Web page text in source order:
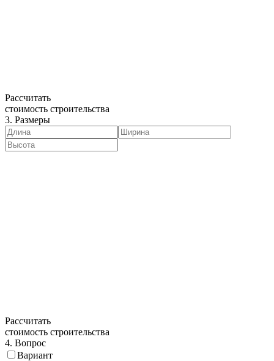
Рассчитать
стоимость строительства
3. Размеры
Рассчитать
стоимость строительства
4. Вопрос
Вариант